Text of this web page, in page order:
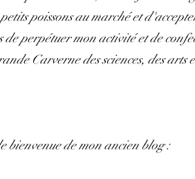
poissons au marché et
perpétuer mon activité et de
Carverne des sciences, des arts
bienvenue de mon ancien blog :